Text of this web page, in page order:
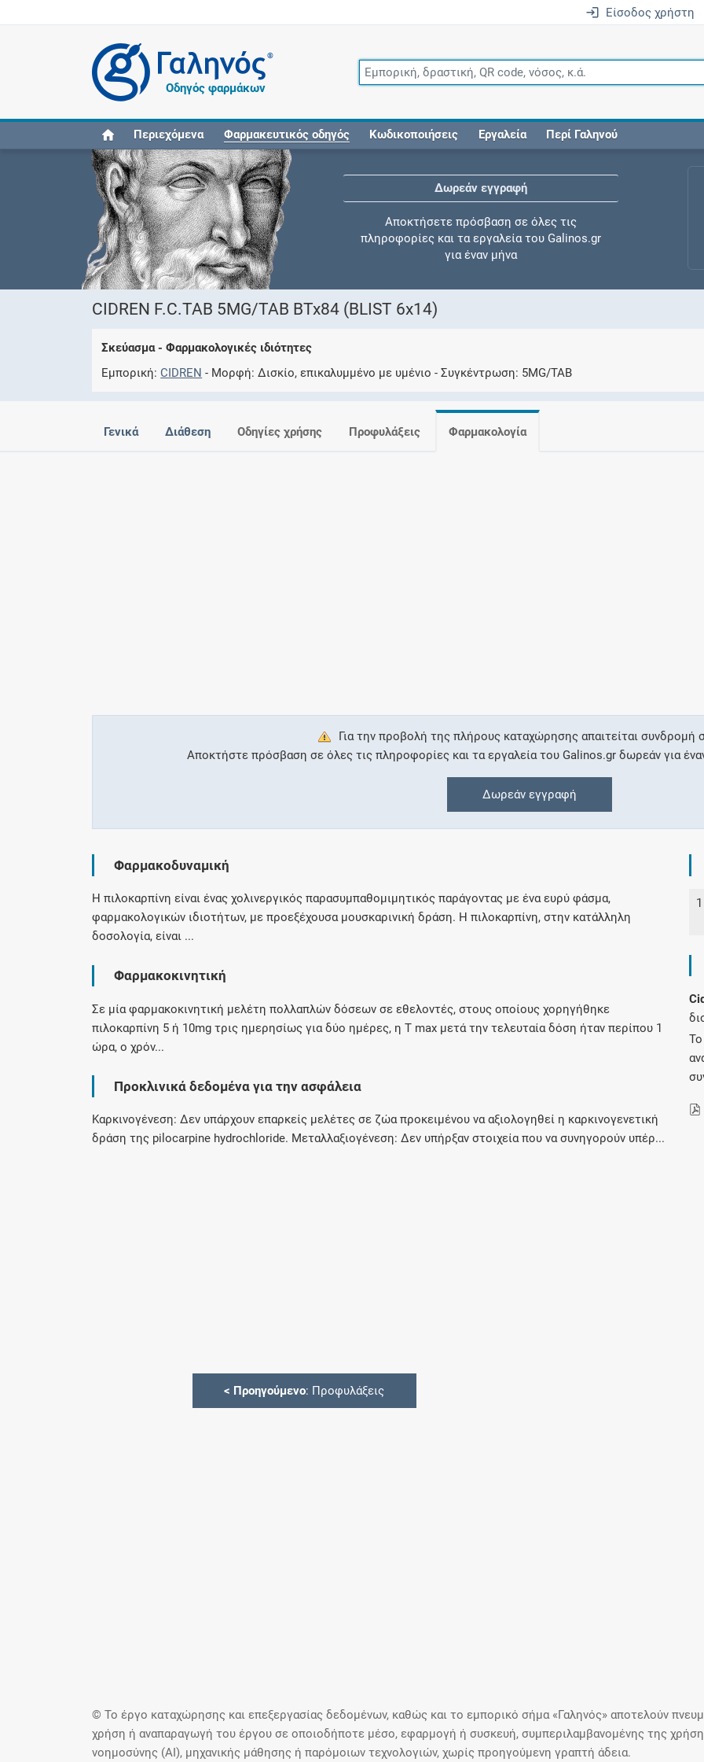
Είσοδος χρήστη
®
Οδηγός φαρμάκων
Περιεχόμενα Φαρμακευτικός οδηγός Κωδικοποιήσεις Εργαλεία Περί Γαληνού
Δωρεάν εγγραφή
Αποκτήσετε πρόσβαση σε όλες τις
πληροφορίες και τα εργαλεία του Galinos.gr
για έναν μήνα
Ελέγξτε την αγωγή σας για αντενδείξεις και
Συνδρομές
Μάθετε περισσότερα για τα οφέλη και τις
επιπλέον παροχές των συνδρομητικών
Ενδείξεις και αγωγές
Γνωρίζατε ότι...
CIDREN F.C.TAB 5MG/TAB BTx84 (BLIST 6x14)
Σκεύασμα - Φαρμακολογικές ιδιότητες
Εμπορική CIDREN Μορφή Δισκίο, επικαλυμμένο με υμένιο Συγκέντρωση 5MG/TAB
Γενικά Διάθεση Οδηγίες χρήσης Προφυλάξεις Φαρμακολογία
Για την προβολή της πλήρους καταχώρησης απαιτείται συνδρομή
Αποκτήστε πρόσβαση σε όλες τις πληροφορίες και τα εργαλεία του Galinos.gr δωρεάν για
Δωρεάν εγγραφή
Φαρμακοδυναμική
Η πιλοκαρπίνη είναι ένας χολινεργικός παρασυμπαθομιμητικός παράγοντας με ένα ευρύ φάσμα,
φαρμακολογικών ιδιοτήτων, με προεξέχουσα μουσκαρινική δράση. Η πιλοκαρπίνη, στην κατάλληλη
δοσολογία, είναι ...
Φαρμακοκινητική
Σε μία φαρμακοκινητική μελέτη πολλαπλών δόσεων σε εθελοντές, στους οποίους χορηγήθηκε
πιλοκαρπίνη 5 ή 10mg τρις ημερησίως για δύο ημέρες, η T max μετά την τελευταία δόση ήταν περίπου 1
ώρα, ο χρόν...
Προκλινικά δεδομένα για την ασφάλεια
Καρκινογένεση: Δεν υπάρχουν επαρκείς μελέτες σε ζώα προκειμένου να αξιολογηθεί η καρκινογενετική
δράση της pilocarpine hydrochloride. Μεταλλαξιογένεση: Δεν υπήρξαν στοιχεία που να συνηγορούν υπέρ...
1
< Προηγούμενο: Προφυλάξεις
© Το έργο καταχώρησης και επεξεργασίας δεδομένων, καθώς και το εμπορικό σήμα «Γαληνός» αποτελούν
χρήση ή αναπαραγωγή του έργου σε οποιοδήποτε μέσο, εφαρμογή ή συσκευή, συμπεριλαμβανομένης της
νοημοσύνης (AI), μηχανικής μάθησης ή παρόμοιων τεχνολογιών, χωρίς προηγούμενη γραπτή άδεια.